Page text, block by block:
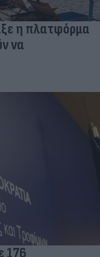
η πλατφόρμα
να
176